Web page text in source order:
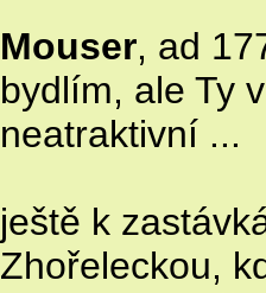
Mouser, ad
bydlím, ale Ty
neatraktivní ...
ještě k
Zhořeleckou,